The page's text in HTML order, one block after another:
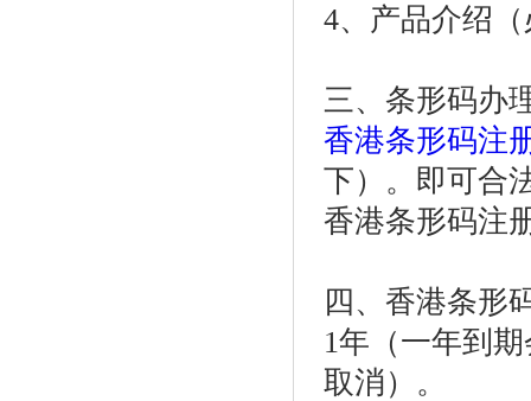
4、产品介绍
三、条形码办
香港条形码注
下）。即可合
香港条形码注
四、香港条形
1年（一年到
取消）。